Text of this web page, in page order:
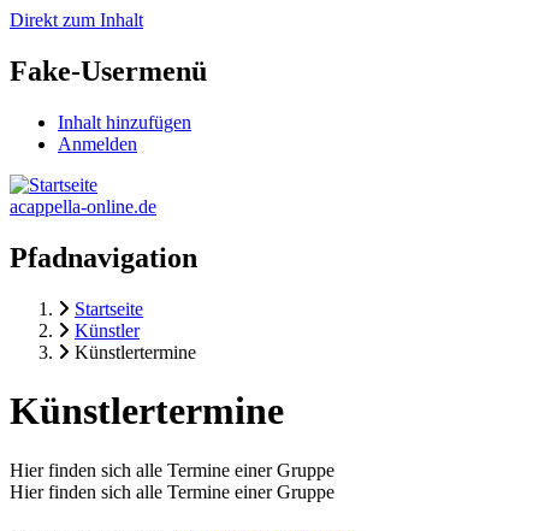
Direkt zum Inhalt
Fake-Usermenü
Inhalt hinzufügen
Anmelden
acappella-online.de
Pfadnavigation
Startseite
Künstler
Künstlertermine
Künstlertermine
Hier finden sich alle Termine einer Gruppe
Hier finden sich alle Termine einer Gruppe